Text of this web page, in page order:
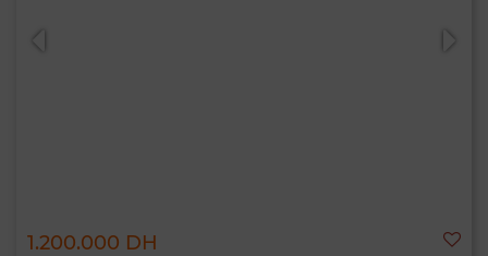
1.200.000 DH